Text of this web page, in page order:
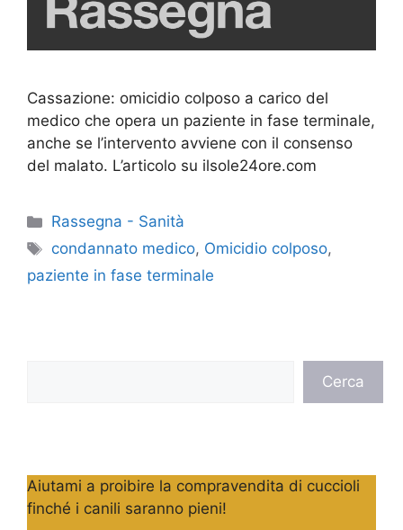
Cassazione: omicidio colposo a carico del
medico che opera un paziente in fase terminale,
anche se l’intervento avviene con il consenso
del malato. L’articolo su ilsole24ore.com
Categorie
Rassegna - Sanità
Tag
condannato medico, Omicidio colposo,
paziente in fase terminale
Cerca
Aiutami a proibire la compravendita di cuccioli
finché i canili saranno pieni!